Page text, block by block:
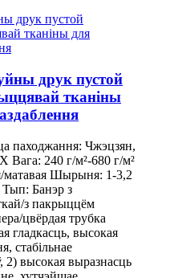
друк пустой
тканіны
паходжання: Чжэцзян,
240 г/м²-680 г/м²
матавая Шырыня: 1-3,2
Банэр з
з пакрыццём
цвёрдая трубка
гладкасць, высокая
стабільнае
2) высокая выразнасць